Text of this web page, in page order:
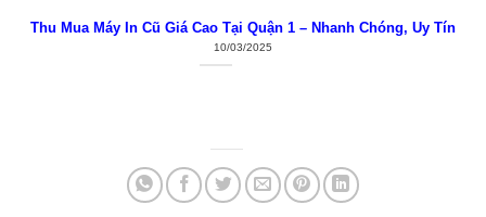
Thu Mua Máy In Cũ Giá Cao Tại Quận 1 – Nhanh Chóng, Uy Tín
10/03/2025